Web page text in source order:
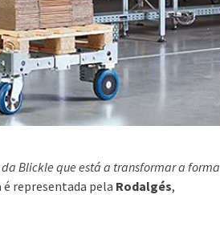
da Blickle que está a transformar a forma
representada pela Rodalgés,